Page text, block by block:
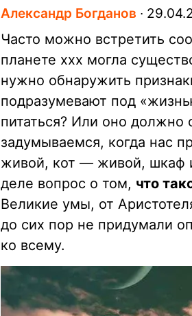
Александр Богданов ∙
Часто можно встретить
планете xxx могла
нужно обнаружить
подразумевают под
питаться? Или оно должно
задумываемся, когда нас
живой, кот — живой, шкаф
деле вопрос о том, что
Великие умы, от
до сих пор не придумали
ко всему.